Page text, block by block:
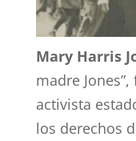
Mary Harris
madre
activista
los derechos